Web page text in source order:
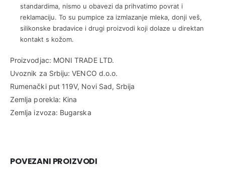
standardima, nismo u obavezi da prihvatimo povrat i
reklamaciju. To su pumpice za izmlazanje mleka, donji veš,
silikonske bradavice i drugi proizvodi koji dolaze u direktan
kontakt s kožom.
Proizvodjac: MONI TRADE LTD.
Uvoznik za Srbiju: VENCO d.o.o.
Rumenački put 119V, Novi Sad, Srbija
Zemlja porekla: Kina
Zemlja izvoza: Bugarska
POVEZANI PROIZVODI